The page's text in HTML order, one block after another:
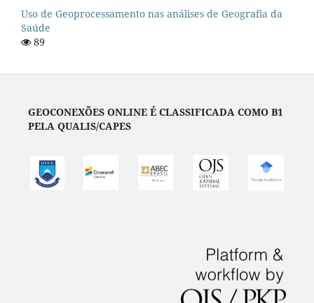
Uso de Geoprocessamento nas análises de Geografia da
Saúde
89
GEOCONEXÕES ONLINE É CLASSIFICADA COMO B1
PELA QUALIS/CAPES